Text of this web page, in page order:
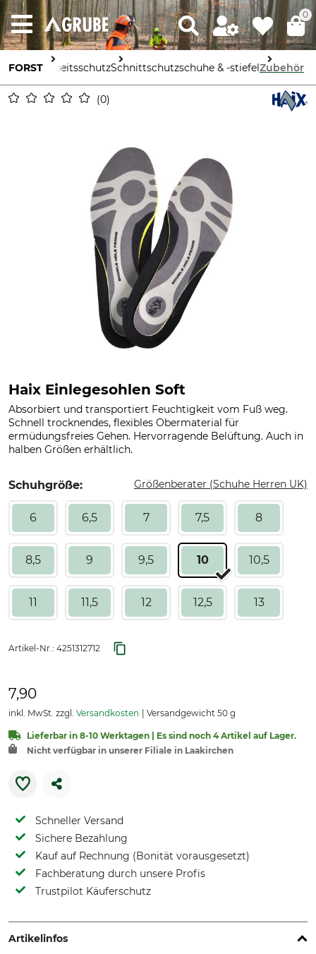
0
FORST ArbeitsschutzSchnittschutzschuhe & -stiefelZubehör
0
Haix Einlegesohlen Soft
Absorbiert und transportiert Feuchtigkeit vom Fuß weg.
Schnell trocknendes, flexibles Obermaterial für
ermüdungsfreies Gehen. Hervorragende Belüftung. Auch in
halben Größen erhältlich.
Schuhgröße: Größenberater (Schuhe Herren UK)
6 6,5 7 7,5 8
8,5 9 9,5 10 10,5
11 11,5 12 12,5 13
Artikel-Nr.: 4251312712
7,90
inkl. MwSt. zzgl. Versandkosten Versandgewicht 50 g
Lieferbar in 8-10 Werktagen | Es sind noch 4 Artikel auf Lager.
Nicht verfügbar in unserer Filiale in Laakirchen
Schneller Versand
Sichere Bezahlung
Kauf auf Rechnung (Bonität vorausgesetzt)
Fachberatung durch unsere Profis
Trustpilot Käuferschutz
Artikelinfos